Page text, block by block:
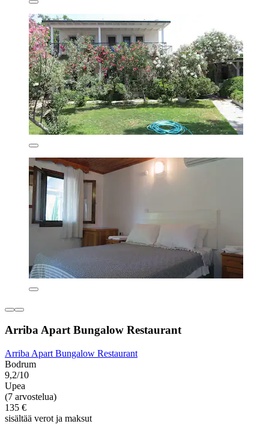
Arriba Apart Bungalow Restaurant
Arriba Apart Bungalow Restaurant
Bodrum
9,2/10
Upea
(7 arvostelua)
135 €
sisältää verot ja maksut